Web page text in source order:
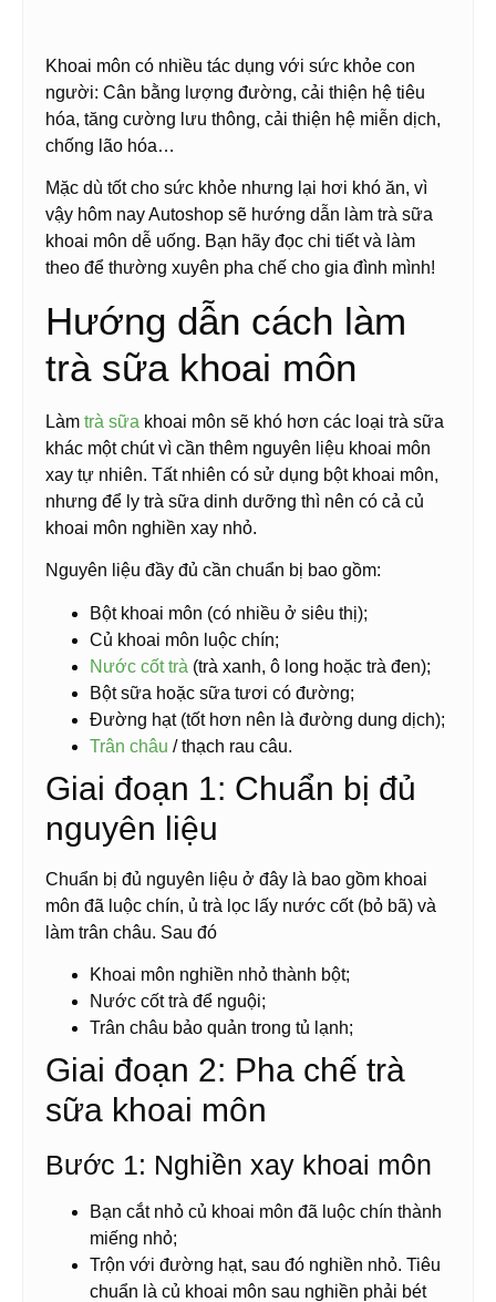
Khoai môn có nhiều tác dụng với sức khỏe con
người: Cân bằng lượng đường, cải thiện hệ tiêu
hóa, tăng cường lưu thông, cải thiện hệ miễn dịch,
chống lão hóa…
Mặc dù tốt cho sức khỏe nhưng lại hơi khó ăn, vì
vậy hôm nay Autoshop sẽ hướng dẫn làm trà sữa
khoai môn dễ uống. Bạn hãy đọc chi tiết và làm
theo để thường xuyên pha chế cho gia đình mình!
Hướng dẫn cách làm
trà sữa khoai môn
Làm trà sữa khoai môn sẽ khó hơn các loại trà sữa
khác một chút vì cần thêm nguyên liệu khoai môn
xay tự nhiên. Tất nhiên có sử dụng bột khoai môn,
nhưng để ly trà sữa dinh dưỡng thì nên có cả củ
khoai môn nghiền xay nhỏ.
Nguyên liệu đầy đủ cần chuẩn bị bao gồm:
Bột khoai môn (có nhiều ở siêu thị);
Củ khoai môn luộc chín;
Nước cốt trà (trà xanh, ô long hoặc trà đen);
Bột sữa hoặc sữa tươi có đường;
Đường hạt (tốt hơn nên là đường dung dịch);
Trân châu / thạch rau câu.
Giai đoạn 1: Chuẩn bị đủ
nguyên liệu
Chuẩn bị đủ nguyên liệu ở đây là bao gồm khoai
môn đã luộc chín, ủ trà lọc lấy nước cốt (bỏ bã) và
làm trân châu. Sau đó
Khoai môn nghiền nhỏ thành bột;
Nước cốt trà để nguội;
Trân châu bảo quản trong tủ lạnh;
Giai đoạn 2: Pha chế trà
sữa khoai môn
Bước 1: Nghiền xay khoai môn
Bạn cắt nhỏ củ khoai môn đã luộc chín thành
miếng nhỏ;
Trộn với đường hạt, sau đó nghiền nhỏ. Tiêu
chuẩn là củ khoai môn sau nghiền phải bét